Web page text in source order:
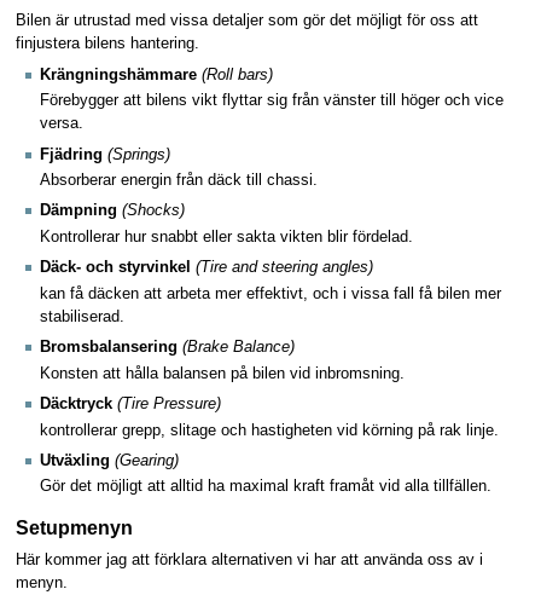
Bilen är utrustad med vissa detaljer som gör det möjligt för oss att
finjustera bilens hantering.
Krängningshämmare (Roll bars)
Förebygger att bilens vikt flyttar sig från vänster till höger och vice
versa.
Fjädring (Springs)
Absorberar energin från däck till chassi.
Dämpning (Shocks)
Kontrollerar hur snabbt eller sakta vikten blir fördelad.
Däck- och styrvinkel (Tire and steering angles)
kan få däcken att arbeta mer effektivt, och i vissa fall få bilen mer
stabiliserad.
Bromsbalansering (Brake Balance)
Konsten att hålla balansen på bilen vid inbromsning.
Däcktryck (Tire Pressure)
kontrollerar grepp, slitage och hastigheten vid körning på rak linje.
Utväxling (Gearing)
Gör det möjligt att alltid ha maximal kraft framåt vid alla tillfällen.
Setupmenyn
Här kommer jag att förklara alternativen vi har att använda oss av i
menyn.